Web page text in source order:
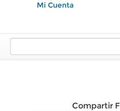
Mi Cuenta
Compartir